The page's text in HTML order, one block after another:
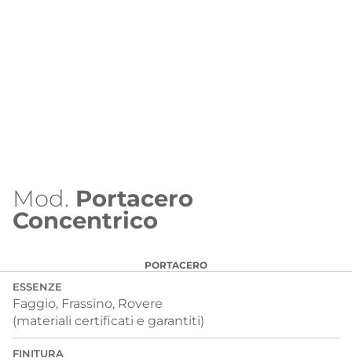
Mod. Portacero
Concentrico
PORTACERO
ESSENZE
Faggio, Frassino, Rovere
(materiali certificati e garantiti)
FINITURA